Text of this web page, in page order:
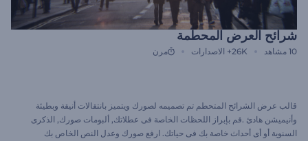
شرائح العرض المحطمة
10 مشاهد 26K+ الاصدارات مرن
قالب عرض الشرائح المتحطم تم تصميمه لصورك ويتميز بانتقالات أنيقة وبطيئة
وأنيميشن هادئ .قم بإبراز اللحظات الخاصة فى عطلاتك, ألبومات صورك, الذكرى
السنوية أو أى أحداث خاصة بك فى حياتك. ارفع صورك وعدل النص الخاص بك